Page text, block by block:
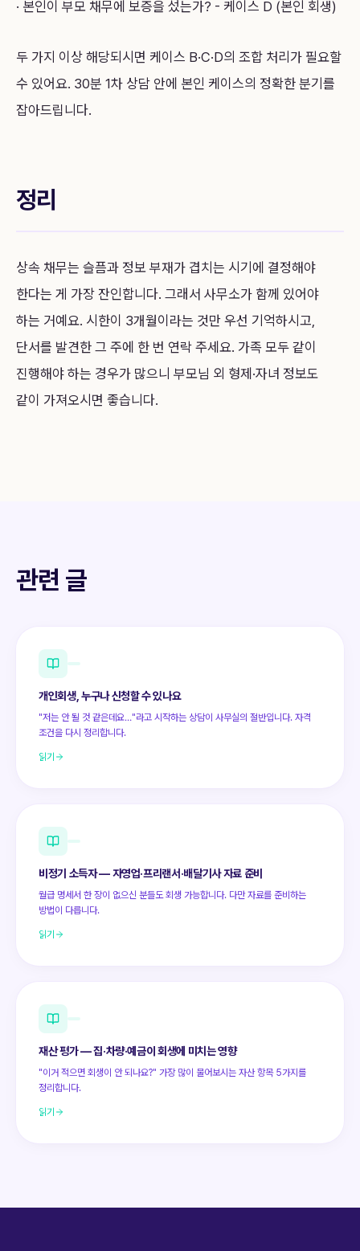
· 본인이 부모 채무에 보증을 섰는가? - 케이스 D (본인 회생)
두 가지 이상 해당되시면 케이스 B·C·D의 조합 처리가 필요할
수 있어요. 30분 1차 상담 안에 본인 케이스의 정확한 분기를
잡아드립니다.
정리
상속 채무는 슬픔과 정보 부재가 겹치는 시기에 결정해야
한다는 게 가장 잔인합니다. 그래서 사무소가 함께 있어야
하는 거예요. 시한이 3개월이라는 것만 우선 기억하시고,
단서를 발견한 그 주에 한 번 연락 주세요. 가족 모두 같이
진행해야 하는 경우가 많으니 부모님 외 형제·자녀 정보도
같이 가져오시면 좋습니다.
관련 글
개인회생, 누구나 신청할 수 있나요
"저는 안 될 것 같은데요…"라고 시작하는 상담이 사무실의 절반입니다. 자격
조건을 다시 정리합니다.
읽기
비정기 소득자 — 자영업·프리랜서·배달기사 자료 준비
월급 명세서 한 장이 없으신 분들도 회생 가능합니다. 다만 자료를 준비하는
방법이 다릅니다.
읽기
재산 평가 — 집·차량·예금이 회생에 미치는 영향
"이거 적으면 회생이 안 되나요?" 가장 많이 물어보시는 자산 항목 5가지를
정리합니다.
읽기